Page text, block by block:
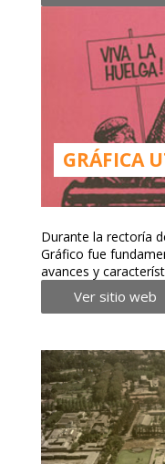
GRÁFICA
Durante la rectoría
Gráfico fue
avances y
Ver sitio web